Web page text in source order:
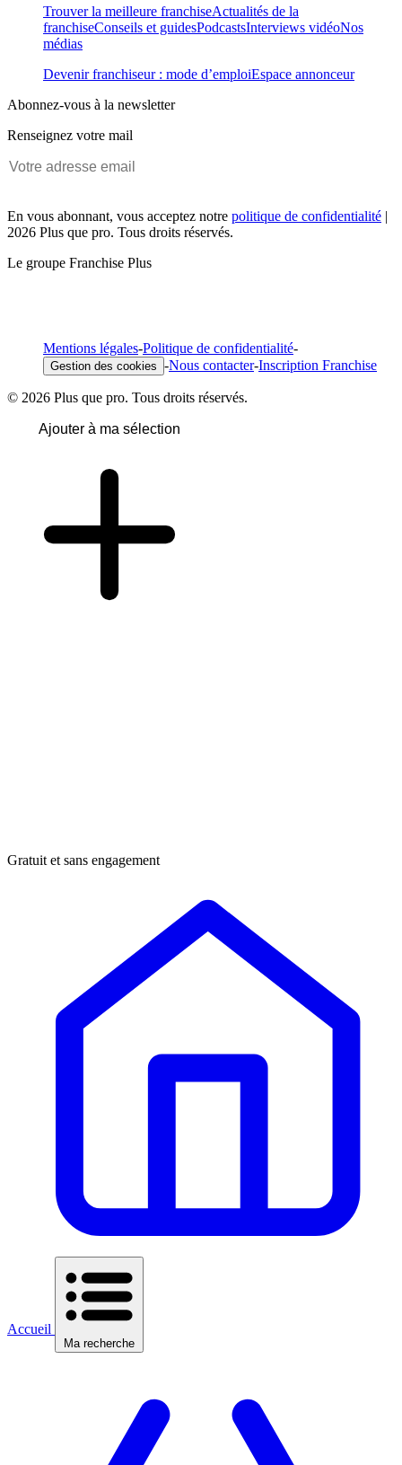
Trouver la meilleure franchiseActualités de la
franchiseConseils et guidesPodcastsInterviews vidéoNos
médias
Devenir franchiseur : mode d’emploiEspace annonceur
Abonnez-vous à la newsletter
Renseignez votre mail
En vous abonnant, vous acceptez notre politique de confidentialité |
2026 Plus que pro. Tous droits réservés.
Le groupe Franchise Plus
Mentions légales-Politique de confidentialité-
Gestion des cookies -Nous contacter-Inscription Franchise
© 2026 Plus que pro. Tous droits réservés.
Ajouter à ma sélection
Gratuit et sans engagement
Accueil
Ma recherche